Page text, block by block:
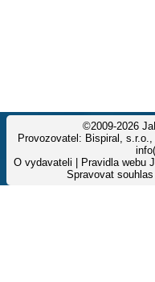
©2009-2026
Provozovatel: Bispiral,
O vydavateli
Pravidla webu
Spravovat